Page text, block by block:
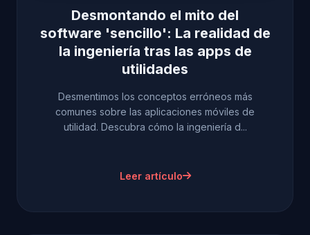
Desmontando el mito del
software 'sencillo': La realidad de
la ingeniería tras las apps de
utilidades
Desmentimos los conceptos erróneos más
comunes sobre las aplicaciones móviles de
utilidad. Descubra cómo la ingeniería d...
Leer artículo